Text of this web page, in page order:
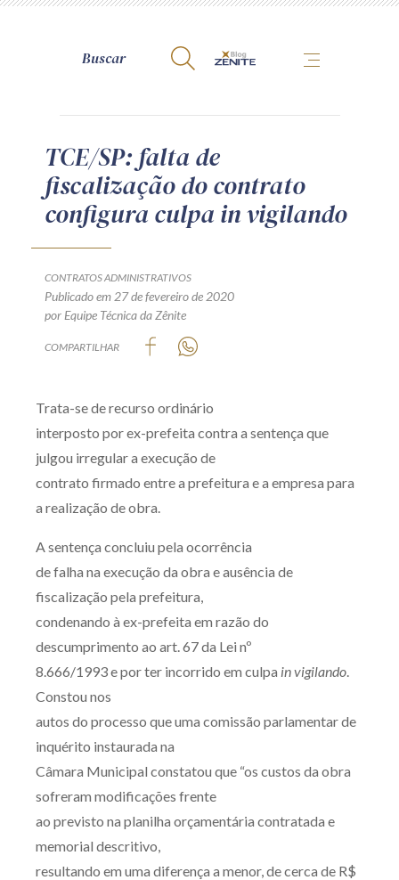
A Zênite
Como publicar conosco
Site da Zênite
Termos de uso
Política de Privacidade
Guia de Direitos dos Titulares de Dados
Encarregado (contato)
Produtos e serviços
Zênite Fácil IA
Zênite Play
Mentoria Zênite
Capacitação
Zênite Online
Zênite in Company
Diferenciais
Receba por RSS
TCE/SP: falta de
fiscalização do contrato
configura culpa in vigilando
CONTRATOS ADMINISTRATIVOS
Publicado em 27 de fevereiro de 2020
por Equipe Técnica da Zênite
COMPARTILHAR
Trata-se de recurso ordinário
interposto por ex-prefeita contra a sentença que
julgou irregular a execução de
contrato firmado entre a prefeitura e a empresa para
a realização de obra.
A sentença concluiu pela ocorrência
de falha na execução da obra e ausência de
fiscalização pela prefeitura,
condenando à ex-prefeita em razão do
descumprimento ao art. 67 da Lei nº
8.666/1993 e por ter incorrido em culpa in vigilando.
Constou nos
autos do processo que uma comissão parlamentar de
inquérito instaurada na
Câmara Municipal constatou que “os custos da obra
sofreram modificações frente
ao previsto na planilha orçamentária contratada e
memorial descritivo,
resultando em uma diferença a menor, de cerca de R$